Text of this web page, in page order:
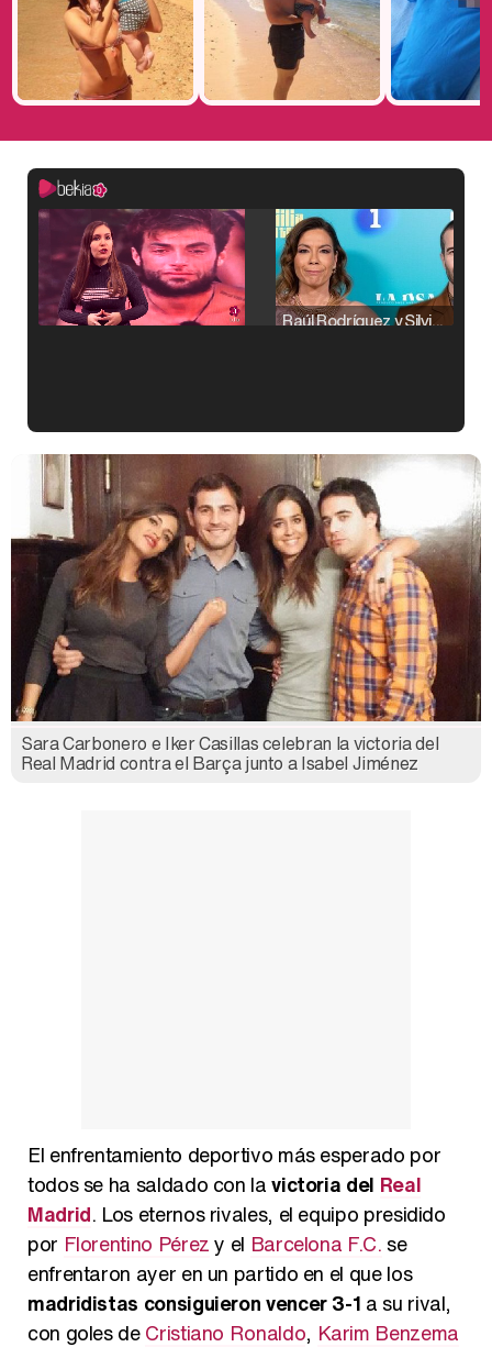
Raúl Rodríguez y Silvia Taulés nos cuentan su papel en 'La familia de la tele'
Carlota Corredera y Javier de Hoyos: "La tele tiene que representar al público también y aquí están todos los perfiles posibles&quo;
Así se tomó Felipe VI que la Infanta Sofía no quisiera recibir formación militar
Sara Carbonero e Iker Casillas celebran la victoria del
Real Madrid contra el Barça junto a Isabel Jiménez
El enfrentamiento deportivo más esperado por
todos se ha saldado con lavictoria del Real
Madrid. Los eternos rivales, el equipo presidido
por Florentino Pérezy el Barcelona F.C. se
enfrentaron ayer en un partido en el que los
madridistas consiguieron vencer 3-1 a su rival,
con goles deCristiano Ronaldo, Karim Benzema